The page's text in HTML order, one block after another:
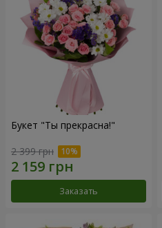
Букет "Ты прекрасна!"
2 399 грн
Заказать